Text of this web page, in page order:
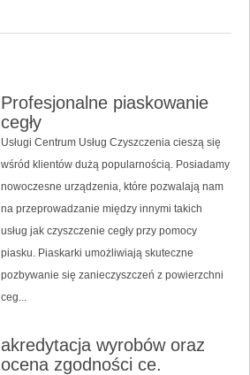
Profesjonalne piaskowanie
cegły
Usługi Centrum Usług Czyszczenia cieszą się
wśród klientów dużą popularnością. Posiadamy
nowoczesne urządzenia, które pozwalają nam
na przeprowadzanie między innymi takich
usług jak czyszczenie cegły przy pomocy
piasku. Piaskarki umożliwiają skuteczne
pozbywanie się zanieczyszczeń z powierzchni
ceg...
akredytacja wyrobów oraz
ocena zgodności ce.